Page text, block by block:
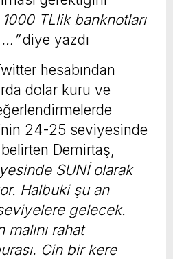
TLlik banknotları
…”diye yazdı
hesabından
dolar kuru ve
24-25 seviyesinde
Demirtaş,
SUNİ olarak
Halbuki şu an
gelecek.
malını rahat
Cin bir kere